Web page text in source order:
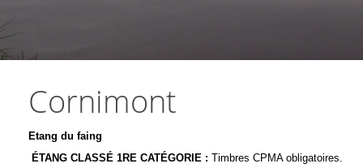
Cornimont
Etang du faing
ÉTANG CLASSÉ 1RE CATÉGORIE : Timbres CPMA obligatoires.